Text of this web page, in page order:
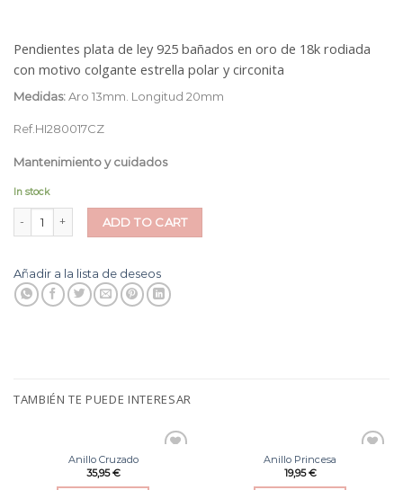
Pendientes plata de ley 925 bañados en oro de 18k rodiada
con motivo colgante estrella polar y circonita
Medidas:Aro 13mm. Longitud 20mm
Ref.HI280017CZ
Mantenimiento y cuidados
In stock
ADD TO CART
Añadir a la lista de deseos
TAMBIÉN TE PUEDE INTERESAR
Anillo Cruzado
35,95€
Anillo Princesa
19,95€